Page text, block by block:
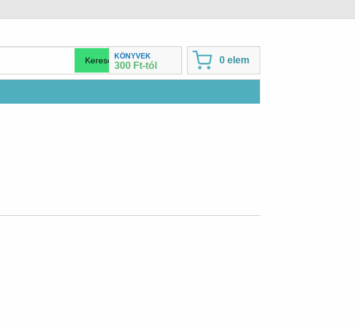
KÖNYVEK
300 Ft-tól
0 elem